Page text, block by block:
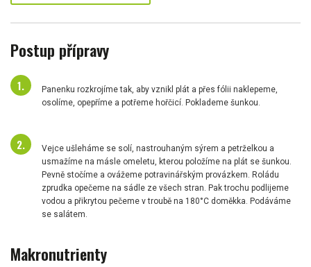
Postup přípravy
Panenku rozkrojíme tak, aby vznikl plát a přes fólii naklepeme,
osolíme, opepříme a potřeme hořčicí. Poklademe šunkou.
Vejce ušleháme se solí, nastrouhaným sýrem a petrželkou a
usmažíme na másle omeletu, kterou položíme na plát se šunkou.
Pevně stočíme a ovážeme potravinářským provázkem. Roládu
zprudka opečeme na sádle ze všech stran. Pak trochu podlijeme
vodou a přikrytou pečeme v troubě na 180°C doměkka. Podáváme
se salátem.
Makronutrienty